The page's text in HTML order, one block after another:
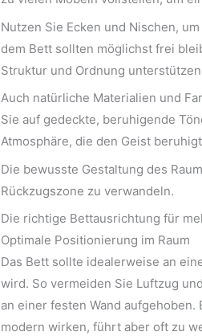
Nutzen Sie Ecken und Nischen,
dem Bett sollten möglichst frei
Struktur und Ordnung
Auch natürliche Materialien und
Sie auf gedeckte, beruhigende
Atmosphäre, die den Geist
Die bewusste Gestaltung des
Rückzugszone zu verwandeln.
Die richtige Bettausrichtung für
Optimale Positionierung im Raum
Das Bett sollte idealerweise an
wird. So vermeiden Sie Luftzug
an einer festen Wand
modern wirken, führt aber oft zu